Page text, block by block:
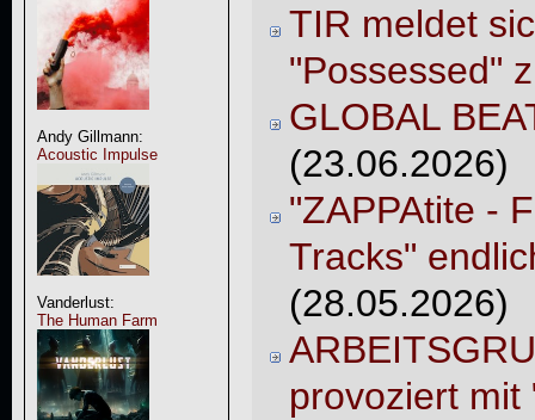
Andy Gillmann:
Acoustic Impulse
Vanderlust:
The Human Farm
TIR meldet
"Possessed"
GLOBAL
(23.06.2026)
"ZAPPAtite -
Tracks"
(28.05.2026)
provoziert mit